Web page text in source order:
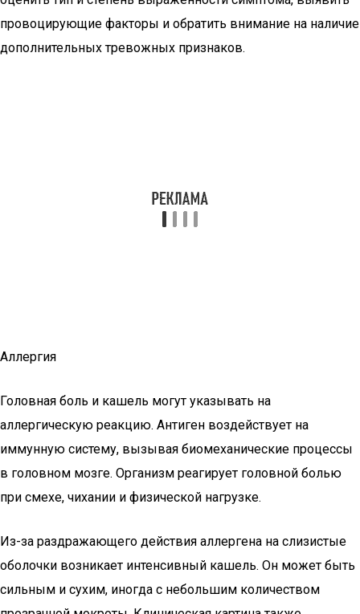
провоцирующие факторы и обратить внимание на наличие
дополнительных тревожных признаков.
Аллергия
Головная боль и кашель могут указывать на
аллергическую реакцию. Антиген воздействует на
иммунную систему, вызывая биомеханические процессы
в головном мозге. Организм реагирует головной болью
при смехе, чихании и физической нагрузке.
Из-за раздражающего действия аллергена на слизистые
оболочки возникает интенсивный кашель. Он может быть
сильным и сухим, иногда с небольшим количеством